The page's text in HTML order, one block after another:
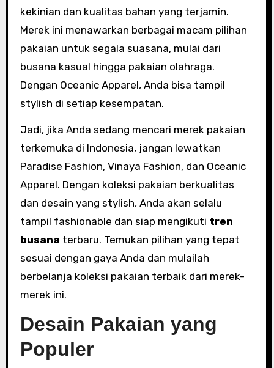
kekinian dan kualitas bahan yang terjamin.
Merek ini menawarkan berbagai macam pilihan
pakaian untuk segala suasana, mulai dari
busana kasual hingga pakaian olahraga.
Dengan Oceanic Apparel, Anda bisa tampil
stylish di setiap kesempatan.
Jadi, jika Anda sedang mencari merek pakaian
terkemuka di Indonesia, jangan lewatkan
Paradise Fashion, Vinaya Fashion, dan Oceanic
Apparel. Dengan koleksi pakaian berkualitas
dan desain yang stylish, Anda akan selalu
tampil fashionable dan siap mengikuti tren
busana terbaru. Temukan pilihan yang tepat
sesuai dengan gaya Anda dan mulailah
berbelanja koleksi pakaian terbaik dari merek-
merek ini.
Desain Pakaian yang
Populer